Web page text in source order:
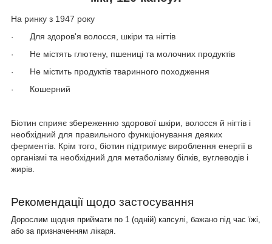
На ринку з 1947 року
· Для здоров'я волосся, шкіри та нігтів
· Не містять глютену, пшениці та молочних продуктів
· Не містить продуктів тваринного походження
· Кошерний
Біотин сприяє збереженню здорової шкіри, волосся й нігтів і
необхідний для правильного функціонування деяких
ферментів. Крім того, біотин підтримує вироблення енергії в
організмі та необхідний для метаболізму білків, вуглеводів і
жирів.
Рекомендації щодо застосування
Дорослим щодня приймати по 1 (одній) капсулі, бажано під час їжі,
або за призначенням лікаря.